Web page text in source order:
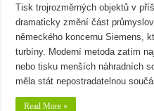
Tisk trojrozměrných objektů v
dramaticky změní část
německého koncernu Siemens,
turbíny. Moderní metoda zatím
nebo tisku menších náhradních
měla stát nepostradatelnou
Read More »